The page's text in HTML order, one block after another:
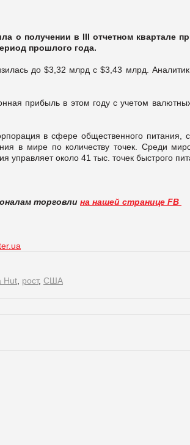
о получении в III отчетном квартале
прошлого года.
до $3,32 млрд с $3,43 млрд.
прибыль в этом году с учетом
в сфере общественного
в мире по количеству точек. Среди
управляет около 41 тыс. точек быстрого
торговли на нашей странице FB
Hut рост, США